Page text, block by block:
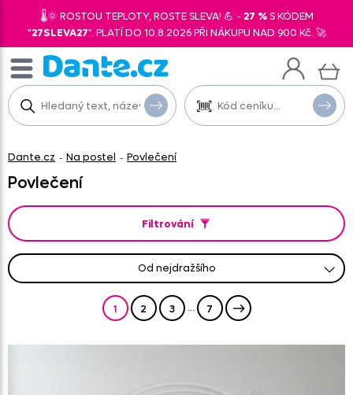
🌡️🌞 ROSTOU TEPLOTY, ROSTE SLEVA! 💪 - 27 %S KÓDEM
"27SLEVA27". PLATÍ DO 10.8.2026 PŘI NÁKUPU NAD 900 Kč. 🚀
Dante.cz - Na postel - Povlečení
Povlečení
od nejdražšího
Filtrování
1 2 3 ... 7